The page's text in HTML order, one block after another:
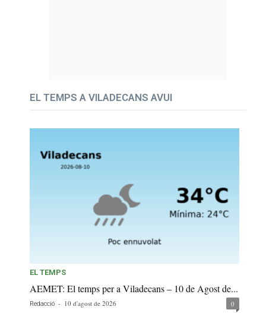
EL TEMPS A VILADECANS AVUI
EL TEMPS
AEMET: El temps per a Viladecans – 10 de Agost de...
Redacció - 10 d'agost de 2026 0